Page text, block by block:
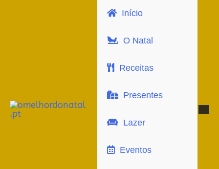
Início
O Natal
Receitas
Presentes
Lazer
Eventos